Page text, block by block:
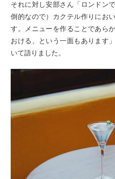
それに対し安部さん「ロンドン
倒的なので）カクテル作りにお
す。メニューを作ることであら
おける、という一面もあります
いて語りました。